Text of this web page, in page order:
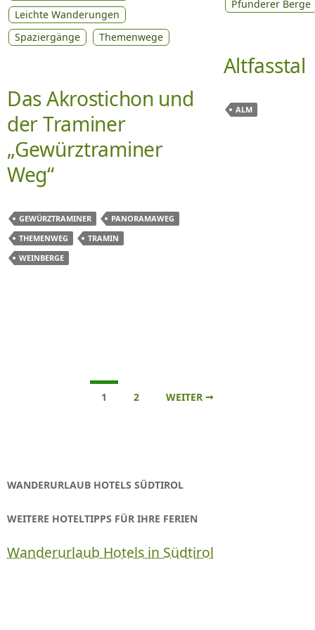
Leichte Wanderungen
Spaziergänge
Themenwege
Das Akrostichon und
der Traminer
„Gewürztraminer
Weg“
GEWÜRZTRAMINER
PANORAMAWEG
THEMENWEG
TRAMIN
WEINBERGE
Pfunderer Berge
Altfasstal
ALM
1 2 WEITER →
WANDERURLAUB HOTELS SÜDTIROL
WEITERE HOTELTIPPS FÜR IHRE FERIEN
Wanderurlaub Hotels in Südtirol